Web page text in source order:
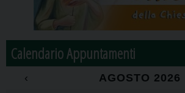
Calendario Appuntamenti
‹ AGOSTO 2026